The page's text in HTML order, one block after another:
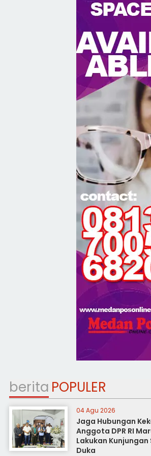
berita POPULER
04 Agu 2026
Jaga Hubungan
Anggota DPR RI
Lakukan Kunjungan
Duka